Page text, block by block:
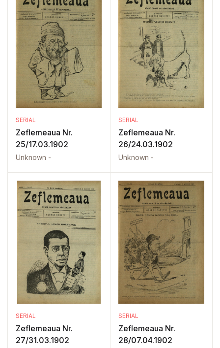
SERIAL
Zeflemeaua Nr.
25/17.03.1902
Unknown -
SERIAL
Zeflemeaua Nr.
26/24.03.1902
Unknown -
SERIAL
Zeflemeaua Nr.
27/31.03.1902
SERIAL
Zeflemeaua Nr.
28/07.04.1902